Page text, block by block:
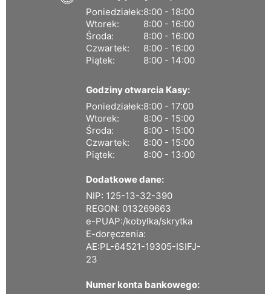
Poniedziałek:8:00 - 18:00
Wtorek:
8:00 - 16:00
Środa:
8:00 - 16:00
Czwartek:
8:00 - 16:00
Piątek:
8:00 - 14:00
Godziny otwarcia Kasy:
Poniedziałek:8:00 - 17:00
Wtorek:
8:00 - 15:00
Środa:
8:00 - 15:00
Czwartek:
8:00 - 15:00
Piątek:
8:00 - 13:00
Dodatkowe dane:
NIP: 125-13-32-390
REGON: 013269663
e-PUAP:/kobylka/skrytka
E-doręczenia:
AE:PL-64521-19305-ISIFJ-
23
Numer konta bankowego: